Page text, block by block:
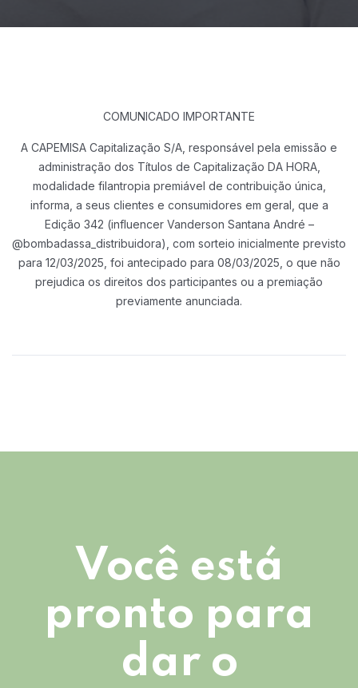
COMUNICADO IMPORTANTE
A CAPEMISA Capitalização S/A, responsável pela emissão e
administração dos Títulos de Capitalização DA HORA,
modalidade filantropia premiável de contribuição única,
informa, a seus clientes e consumidores em geral, que a
Edição 342 (influencerVanderson Santana André –
@bombadassa_distribuidora), com sorteio inicialmente previsto
para 12/03/2025, foi antecipado para 08/03/2025, o que não
prejudica os direitos dos participantes ou a premiação
previamente anunciada.
Você está
pronto para
dar o